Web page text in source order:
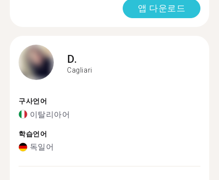
앱 다운로드
D.
Cagliari
구사언어
이탈리아어
학습언어
독일어